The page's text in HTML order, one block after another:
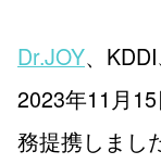
Dr.JOY、
2023年11月
務提携しまし